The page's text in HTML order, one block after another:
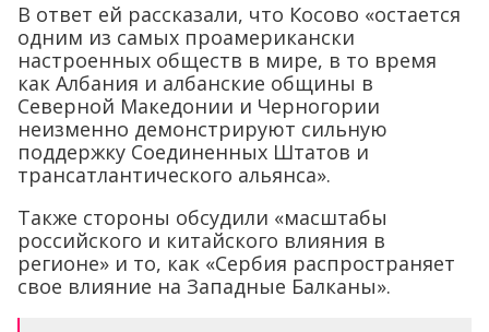
В ответ ей рассказали, что Косово «остается
одним из самых проамерикански
настроенных обществ в мире, в то время
как Албания и албанские общины в
Северной Македонии и Черногории
неизменно демонстрируют сильную
поддержку Соединенных Штатов и
трансатлантического альянса».
Также стороны обсудили «масштабы
российского и китайского влияния в
регионе» и то, как «Сербия распространяет
свое влияние на Западные Балканы».